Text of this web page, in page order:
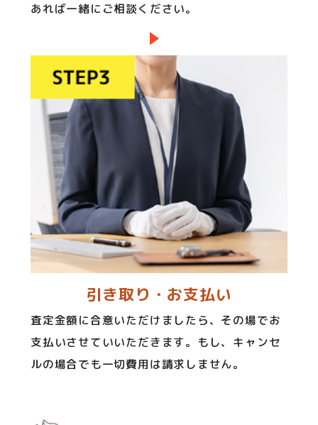
あれば一緒にご相談ください。
引き取り・お支払い
査定金額に合意いただけましたら、その場でお
支払いさせていいただきます。もし、キャンセ
ルの場合でも一切費用は請求しません。